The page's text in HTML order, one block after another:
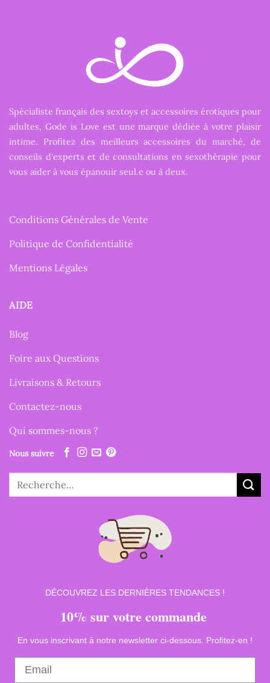
Spécialiste français des sextoys et accessoires érotiques pour
adultes, Gode is Love est une marque dédiée à votre plaisir
intime. Profitez des meilleurs accessoires du marché, de
conseils d'experts et de consultations en sexothérapie pour
vous aider à vous épanouir seul.e ou à deux.
Conditions Générales de Vente
Politique de Confidentialité
Mentions Légales
AIDE
Blog
Foire aux Questions
Livraisons & Retours
Contactez-nous
Qui sommes-nous ?
Nous suivre
Recherche
pour :
DÉCOUVREZ LES DERNIÈRES TENDANCES !
10% sur votre commande
En vous inscrivant à notre newsletter ci-dessous. Profitez-en !